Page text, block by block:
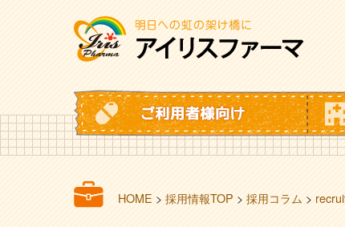
HOME > 採用情報TOP > 採用コラム >